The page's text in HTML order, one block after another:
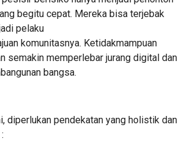
begitu cepat. Mereka bisa terjebak
pelaku
komunitasnya. Ketidakmampuan
semakin memperlebar jurang digital dan
bangsa.
diperlukan pendekatan yang holistik dan